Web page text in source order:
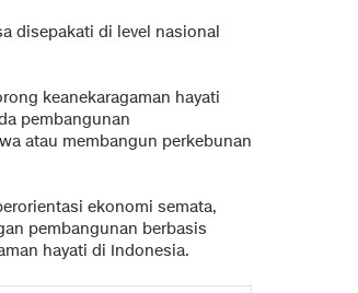
disepakati di level nasional
keanekaragaman hayati
pembangunan
atau membangun perkebunan
ekonomi semata,
pembangunan berbasis
hayati di Indonesia.